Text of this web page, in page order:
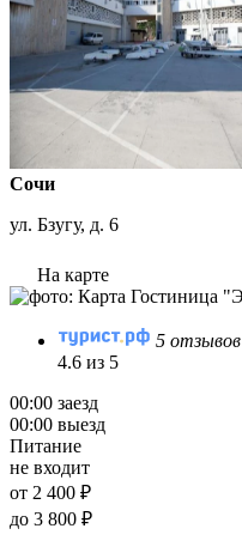
Сочи
ул. Бзугу, д. 6
На карте
5 отзывов
4.6 из 5
00:00 заезд
00:00 выезд
Питание
не входит
от 2 400 ₽
до 3 800 ₽